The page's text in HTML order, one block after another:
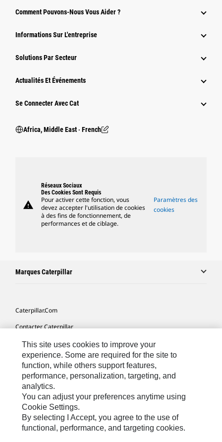
Comment Pouvons-Nous Vous Aider ?
Informations Sur L'entreprise
Solutions Par Secteur
Actualités Et Événements
Se Connecter Avec Cat
Africa, Middle East ‧ French
warning
Réseaux Sociaux
Des Cookies Sont Requis
Pour activer cette fonction, vous
devez accepter l'utilisation de cookies
à des fins de fonctionnement, de
performances et de ciblage.
Paramètres des
cookies
Marques Caterpillar
Caterpillar.com
Contacter Caterpillar
Mes Préférences Marketing
Plan Du Site
Cookie Settings
Mentions Légales
Confidentialité
This site uses cookies to improve your
experience. Some are required for the site to
function, while others support features,
performance, personalization, targeting, and
analytics.
You can adjust your preferences anytime using
Cookie Settings.
By selecting I Accept, you agree to the use of
functional, performance, and targeting cookies.